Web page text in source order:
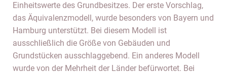
Einheitswerte des Grundbesitzes. Der erste Vorschlag,
das Äquivalenzmodell, wurde besonders von Bayern und
Hamburg unterstützt. Bei diesem Modell ist
ausschließlich die Größe von Gebäuden und
Grundstücken ausschlaggebend. Ein anderes Modell
wurde von der Mehrheit der Länder befürwortet. Bei